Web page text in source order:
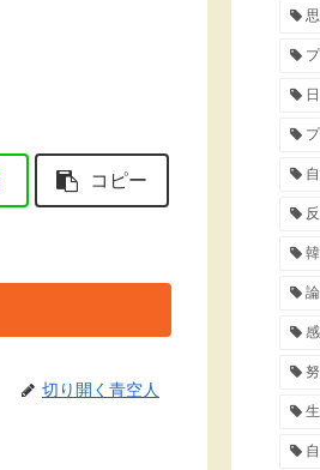
コピー
切り開く青空人